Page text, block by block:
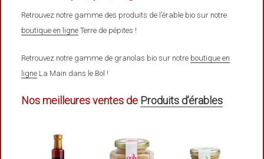
Retrouvez notre gamme des produits de l’érable bio sur notre
boutique en ligne Terre de pépites !
Retrouvez notre gamme de granolas bio sur notre boutique en
ligne La Main dans le Bol !
Nos meilleures ventes de Produits d’érables